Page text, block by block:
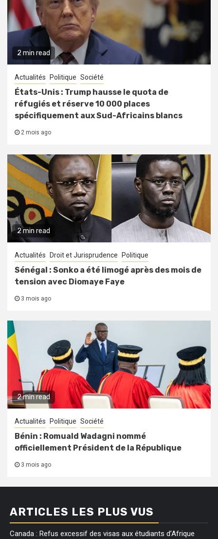
2 min read
Actualités Politique Société
États-Unis : Trump hausse le quota de
réfugiés et réserve 10 000 places
spécifiquement aux Sud-Africains blancs
2 mois ago
2 min read
Actualités Droit et Jurisprudence Politique
Sénégal : Sonko a été limogé après des mois de
tension avec Diomaye Faye
3 mois ago
2 min read
Actualités Politique Société
Bénin : Romuald Wadagni nommé
officiellement Président de la République
3 mois ago
ARTICLES LES PLUS VUS
Canada : Refus excessif des visas aux étudiants d’Afrique